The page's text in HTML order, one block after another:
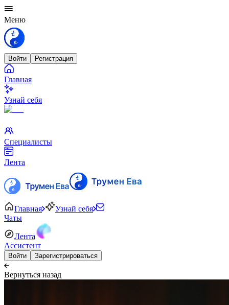
Меню
Войти Регистрация
Главная
Узнай себя
Специалисты
Лента
Главная
Узнай себя
Чаты
Лента
Ассистент
Войти Зарегистрироваться
Вернуться назад